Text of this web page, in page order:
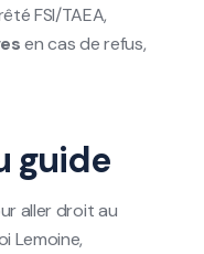
FSI/TAEA,
en cas de refus,
guide
aller droit au
Lemoine,